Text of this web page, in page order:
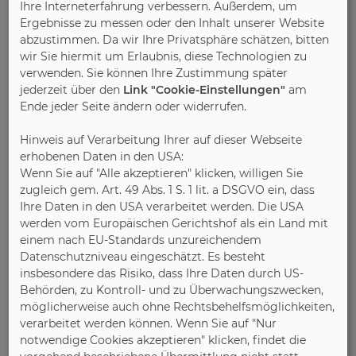
verlinkten Seiten ist stets der jeweilige
Anbieter der Seiten verantwortlich. Die
verlinkten Seiten wurden zum Zeitpunkt
der Verlinkung auf mögliche
Rechtsverstöße überprüft. Rechtswidrige
Inhalte waren zum Zeitpunkt der
permanente inhaltliche Kontrolle der
verlinkten Seiten ist jedoch ohne konkrete
Anhaltspunkte einer Rechtsverletzung
nicht zumutbar. Bei Bekanntwerden von
Rechtsverletzungen werden wir derartige
Links umgehend entfernen.
Urheberrecht
Die durch die Diensteanbieter erstellten
Inhalte und Werke auf diesen Seiten
unterliegen dem deutschen Urheberrecht.
Die Vervielfältigung, Bearbeitung,
Ihre Interneterfahrung verbessern. Außerdem, um
Ergebnisse zu messen oder den Inhalt unserer Website
abzustimmen. Da wir Ihre Privatsphäre schätzen, bitten
wir Sie hiermit um Erlaubnis, diese Technologien zu
verwenden. Sie können Ihre Zustimmung später
jederzeit über den Link "Cookie-Einstellungen" am
Ende jeder Seite ändern oder widerrufen.
Hinweis auf Verarbeitung Ihrer auf dieser Webseite
erhobenen Daten in den USA:
Wenn Sie auf "Alle akzeptieren" klicken, willigen Sie
zugleich gem. Art. 49 Abs. 1 S. 1 lit. a DSGVO ein, dass
Ihre Daten in den USA verarbeitet werden. Die USA
werden vom Europäischen Gerichtshof als ein Land mit
einem nach EU-Standards unzureichendem
Datenschutzniveau eingeschätzt. Es besteht
insbesondere das Risiko, dass Ihre Daten durch US-
Behörden, zu Kontroll- und zu Überwachungszwecken,
möglicherweise auch ohne Rechtsbehelfsmöglichkeiten,
verarbeitet werden können. Wenn Sie auf "Nur
notwendige Cookies akzeptieren" klicken, findet die